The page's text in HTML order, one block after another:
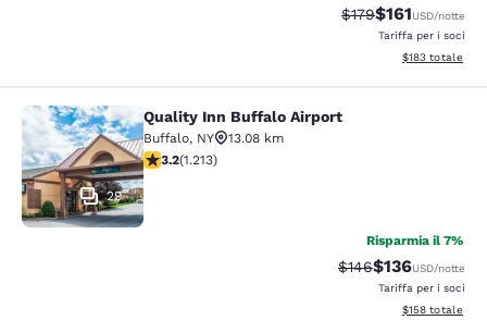
Tariffa di
$179Tariffa
$161USD/notte
Tariffa per i soci
Visualizza i
$183 totale
Quality Inn Buffalo Airport
29
Quality Inn Buffalo Airport
Buffalo, NY
13.08 km
Valutazione di 3.2 stelle. Buono. 1213 recensioni
3.2(1.213)
Risparmia il 7%
Tariffa di barratura:
$146Tariffa
$136USD/notte
Tariffa per i soci
Visualizza i
$158 totale